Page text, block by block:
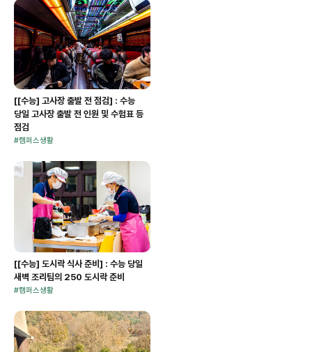
[[수능] 고사장 출발 전 점검] : 수능
당일 고사장 출발 전 인원 및 수험표 등
점검
#캠퍼스생활
[[수능] 도시락 식사 준비] : 수능 당일
새벽 조리팀의 250 도시락 준비
#캠퍼스생활